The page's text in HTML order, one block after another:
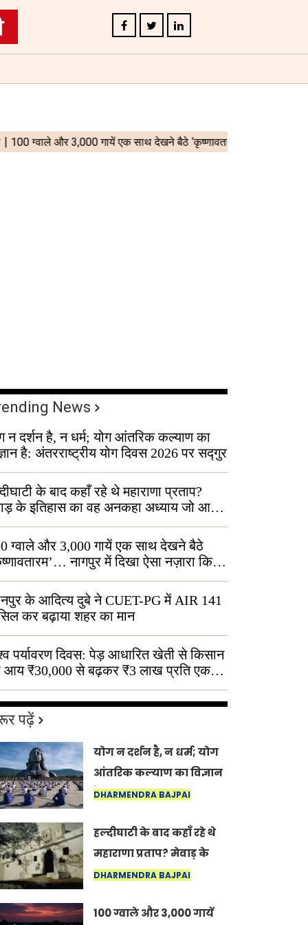
News
न दर्शन है, न धर्म; योग आंतरिक कल्याण का
है: अंतरराष्ट्रीय योग दिवस 2026 पर सद्गुर
के बाद कहाँ रहे थे महाराणा प्रताप?
के इतिहास का वह अनकहा अध्याय जो आज
में जीवित है
ग्वाले और 3,000 गायें एक साथ देखने बैठे
नागपुर में दिखा ऐसा नज़ारा कि
बोले, “ऐसा तो सिर्फ़ कृष्ण ही कर सकते हैं”
के आदित्य दुबे ने CUET-PG में AIR 141
कर बढ़ाया शहर का मान
पर्यावरण दिवस: पेड़ आधारित खेती से किसान
आय ₹30,000 से बढ़कर ₹3 लाख प्रति एकड़
पढ़ें
योग न दर्शन है, न धर्म; योग
आंतरिक कल्याण का विज्ञान
है: अंतरराष्ट्रीय योग दिवस
DHARMENDRA BAJPAI
हल्दीघाटी के बाद कहाँ रहे थे
महाराणा प्रताप? मेवाड़ के
इतिहास का वह अनकहा
में जीवित है
DHARMENDRA BAJPAI
100 ग्वाले और 3,000 गायें